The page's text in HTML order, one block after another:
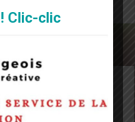
Clic-clic